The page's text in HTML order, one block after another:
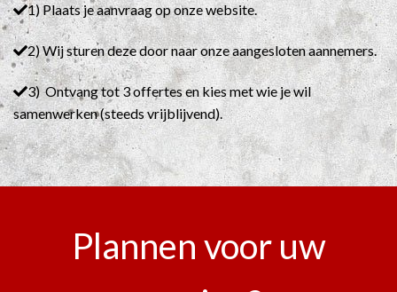
1) Plaats je aanvraag op onze website.
2) Wij sturen deze door naar onze aangesloten aannemers.
3) Ontvang tot 3 offertes en kies met wie je wil
samenwerken (steeds vrijblijvend).
Plannen voor uw